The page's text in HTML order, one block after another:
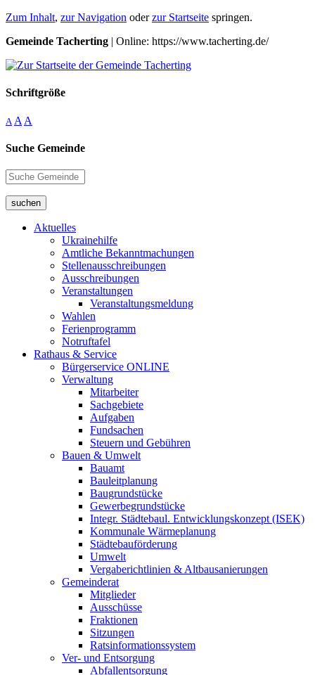
Zum Inhalt, zur Navigation oderzur Startseite springen.
Gemeinde Tacherting | Online: https://www.tacherting.de/
Schriftgröße
A A A
Suche Gemeinde
suchen
Aktuelles
Ukrainehilfe
Amtliche Bekanntmachungen
Stellenausschreibungen
Ausschreibungen
Veranstaltungen
Veranstaltungsmeldung
Wahlen
Ferienprogramm
Notruftafel
Rathaus & Service
Bürgerservice ONLINE
Verwaltung
Mitarbeiter
Sachgebiete
Aufgaben
Fundsachen
Steuern und Gebühren
Bauen & Umwelt
Bauamt
Bauleitplanung
Baugrundstücke
Gewerbegrundstücke
Integr. Städtebaul. Entwicklungskonzept (ISEK)
Kommunale Wärmeplanung
Städtebauförderung
Umwelt
Vergaberichtlinien & Altbausanierungen
Gemeinderat
Mitglieder
Ausschüsse
Fraktionen
Sitzungen
Ratsinformationssystem
Ver- und Entsorgung
Abfallentsorgung